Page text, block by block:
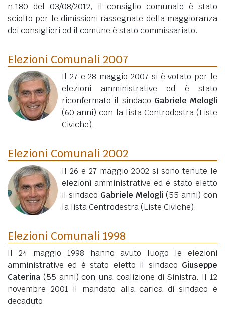
n.180 del 03/08/2012, il consiglio comunale è stato
sciolto per le dimissioni rassegnate della maggioranza
dei consiglieri ed il comune è stato commissariato.
Elezioni Comunali 2007
Il 27 e 28 maggio 2007 si è votato per le
elezioni amministrative ed è stato
riconfermato il sindaco Gabriele Melogli
(60 anni) con la lista Centrodestra (Liste
Civiche).
Elezioni Comunali 2002
Il 26 e 27 maggio 2002 si sono tenute le
elezioni amministrative ed è stato eletto
il sindaco Gabriele Melogli (55 anni) con
la lista Centrodestra (Liste Civiche).
Elezioni Comunali 1998
Il 24 maggio 1998 hanno avuto luogo le elezioni
amministrative ed è stato eletto il sindaco Giuseppe
Caterina (55 anni) con una coalizione di Sinistra. Il 12
novembre 2001 il mandato alla carica di sindaco è
decaduto.